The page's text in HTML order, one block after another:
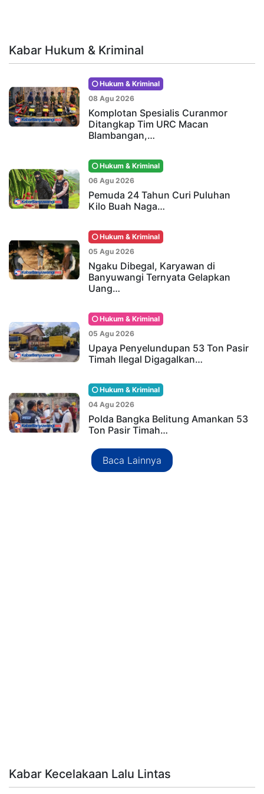
Kabar Hukum & Kriminal
Hukum & Kriminal
08 Agu 2026
Komplotan Spesialis Curanmor
Ditangkap Tim URC Macan
Blambangan,…
Hukum & Kriminal
06 Agu 2026
Pemuda 24 Tahun Curi Puluhan
Kilo Buah Naga…
Hukum & Kriminal
05 Agu 2026
Ngaku Dibegal, Karyawan di
Banyuwangi Ternyata Gelapkan
Uang…
Hukum & Kriminal
05 Agu 2026
Upaya Penyelundupan 53 Ton Pasir
Timah Ilegal Digagalkan…
Hukum & Kriminal
04 Agu 2026
Polda Bangka Belitung Amankan 53
Ton Pasir Timah…
Baca Lainnya
Kabar Kecelakaan Lalu Lintas